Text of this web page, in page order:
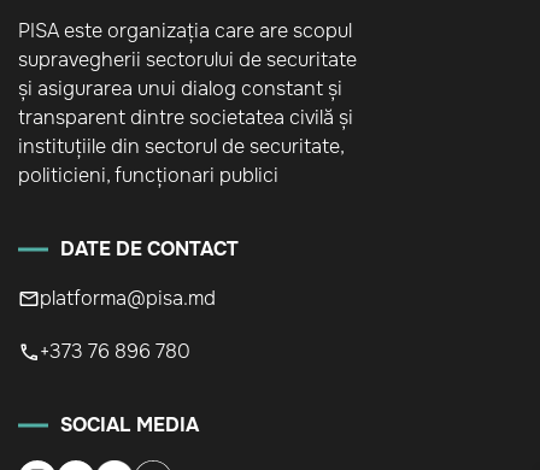
PISA este organizația care are scopul
supravegherii sectorului de securitate
și asigurarea unui dialog constant și
transparent dintre societatea civilă și
instituțiile din sectorul de securitate,
politicieni, funcționari publici
DATE DE CONTACT
platforma@pisa.md
+373 76 896 780
SOCIAL MEDIA